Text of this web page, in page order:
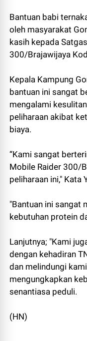
Bantuan babi
oleh masyarakat
kasih kepada
300/Brajawijaya
Kepala Kampung
bantuan ini sangat
mengalami
peliharaan akibat
biaya.
“Kami sangat
Mobile Raider 300/
peliharaan ini," Kata
"Bantuan ini sangat
kebutuhan protein
Lanjutnya; "Kami
dengan kehadiran
dan melindungi
mengungkapkan
senantiasa peduli.
(HN)